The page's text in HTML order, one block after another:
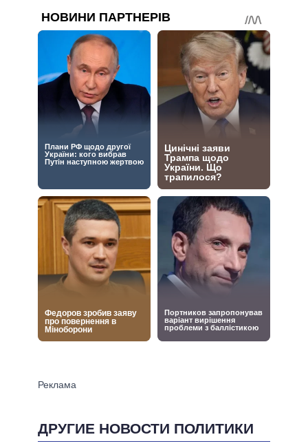
ДРУГИЕ НОВОСТИ ПОЛИТИКИ